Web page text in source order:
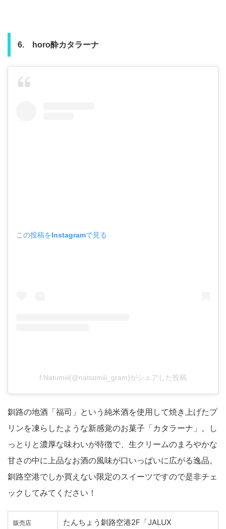
6. horo酔カタラーナ
この投稿をInstagramで見る
f.Natumiii(@natsumiii_gram)がシェアした投稿
釧路の地酒「福司」という純米酒を使用して焼き上げたプ
リンを凍らしたような新感覚のお菓子「カタラーナ」。し
っとりと濃厚な味わいが特徴で、生クリームのまろやかな
甘さの中に上品なお酒の風味が口いっぱいに広がる逸品。
釧路空港でしか買えない限定のスイーツですので是非チェ
ックしてみてください！
販売店
たんちょう釧路空港2F「JALUX